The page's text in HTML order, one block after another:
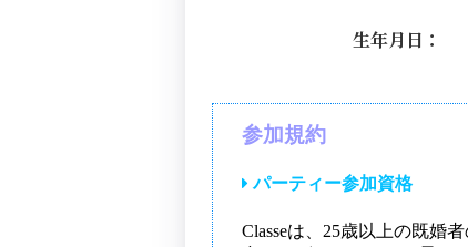
生年月日：